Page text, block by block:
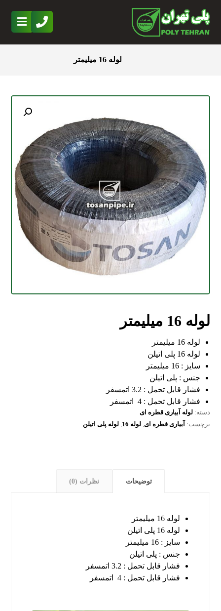
لوله 16 میلیمتر
لوله 16 میلیمتر
لوله 16 میلیمتر
لوله 16 پلی اتیلن
سایز : 16 میلیمتر
جنس : پلی اتیلن
فشار قابل تحمل : 3.2 اتمسفر
فشار قابل تحمل : 4 اتمسفر
دسته:لوله آبیاری قطره ای
برچسب: آبیاری قطره ای,لوله 16 ,لوله پلی اتیلن
توضیحات نظرات (0)
لوله 16 میلیمتر
لوله 16 پلی اتیلن
سایز : 16 میلیمتر
جنس : پلی اتیلن
فشار قابل تحمل : 3.2 اتمسفر
فشار قابل تحمل : 4 اتمسفر